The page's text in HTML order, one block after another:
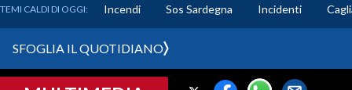
TEMI CALDI DI OGGI: Incendi Sos Sardegna Incidenti
SFOGLIA IL QUOTIDIANO